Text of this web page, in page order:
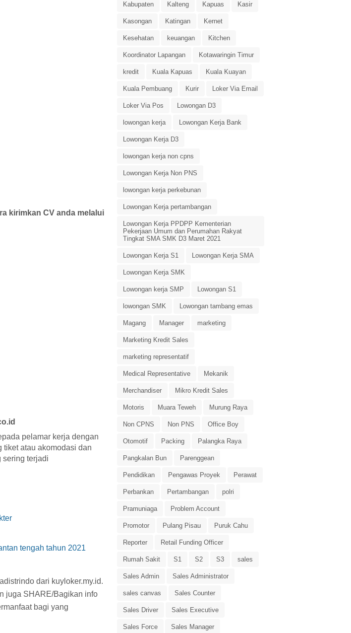
kirimkan CV anda melalui
pelamar kerja dengan
atau akomodasi dan
sering terjadi
tengah tahun 2021
dari kuyloker.my.id.
juga SHARE/Bagikan info
bagi yang
Kabupaten Kalteng Kapuas Kasir
Kasongan Katingan Kernet
Kesehatan keuangan Kitchen
Koordinator Lapangan Kotawaringin Timur
kredit Kuala Kapuas Kuala Kuayan
Kuala Pembuang Kurir Loker Via Email
Loker Via Pos Lowongan D3
lowongan kerja Lowongan Kerja Bank
Lowongan Kerja D3
lowongan kerja non cpns
Lowongan Kerja Non PNS
lowongan kerja perkebunan
Lowongan Kerja pertambangan
Lowongan Kerja PPDPP Kementerian
Pekerjaan Umum dan Perumahan Rakyat
Tingkat SMA SMK D3 Maret 2021
Lowongan Kerja S1 Lowongan Kerja SMA
Lowongan Kerja SMK
Lowongan kerja SMP Lowongan S1
lowongan SMK Lowongan tambang emas
Magang Manager marketing
Marketing Kredit Sales
marketing representatif
Medical Representative Mekanik
Merchandiser Mikro Kredit Sales
Motoris Muara Teweh Murung Raya
Non CPNS Non PNS Office Boy
Otomotif Packing Palangka Raya
Pangkalan Bun Parenggean
Pendidikan Pengawas Proyek Perawat
Perbankan Pertambangan polri
Pramuniaga Problem Account
Promotor Pulang Pisau Puruk Cahu
Reporter Retail Funding Officer
Rumah Sakit S1 S2 S3 sales
Sales Admin Sales Administrator
sales canvas Sales Counter
Sales Driver Sales Executive
Sales Force Sales Manager